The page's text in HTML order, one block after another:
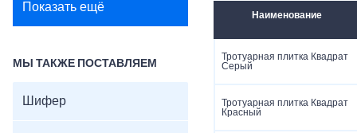
Показать ещё
МЫ ТАКЖЕ ПОСТАВЛЯЕМ
Шифер
Наименование
Тротуарная плитка Квадрат
Серый
Тротуарная плитка Квадрат
Красный